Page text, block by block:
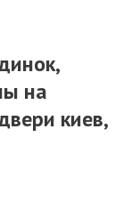
на
киев,